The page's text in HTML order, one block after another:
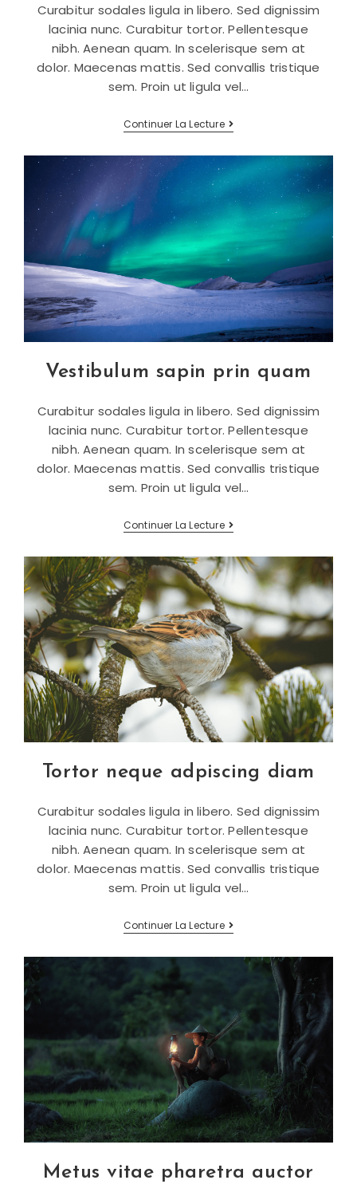
Curabitur sodales ligula in libero. Sed dignissim
lacinia nunc. Curabitur tortor. Pellentesque
nibh. Aenean quam. In scelerisque sem at
dolor. Maecenas mattis. Sed convallis tristique
sem. Proin ut ligula vel…
Continuer La LectureDuis
Sagitis
Prasent
Vestibulum sapin prin quam
Curabitur sodales ligula in libero. Sed dignissim
lacinia nunc. Curabitur tortor. Pellentesque
nibh. Aenean quam. In scelerisque sem at
dolor. Maecenas mattis. Sed convallis tristique
sem. Proin ut ligula vel…
Continuer La LectureVestibulum
Sapin
Quam
Tortor neque adpiscing diam
Curabitur sodales ligula in libero. Sed dignissim
lacinia nunc. Curabitur tortor. Pellentesque
nibh. Aenean quam. In scelerisque sem at
dolor. Maecenas mattis. Sed convallis tristique
sem. Proin ut ligula vel…
Continuer La LectureTortor
Neque
Diam
Metus vitae pharetra auctor